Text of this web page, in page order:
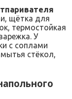
щётка для
термостойкая
У
с соплами
стёкол,